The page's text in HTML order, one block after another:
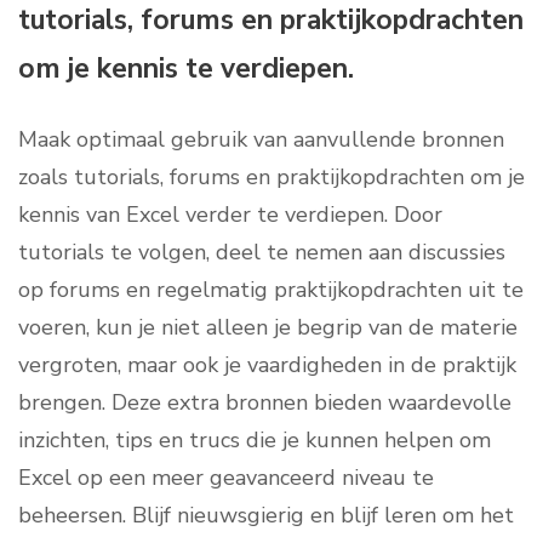
tutorials, forums en praktijkopdrachten
om je kennis te verdiepen.
Maak optimaal gebruik van aanvullende bronnen
zoals tutorials, forums en praktijkopdrachten om je
kennis van Excel verder te verdiepen. Door
tutorials te volgen, deel te nemen aan discussies
op forums en regelmatig praktijkopdrachten uit te
voeren, kun je niet alleen je begrip van de materie
vergroten, maar ook je vaardigheden in de praktijk
brengen. Deze extra bronnen bieden waardevolle
inzichten, tips en trucs die je kunnen helpen om
Excel op een meer geavanceerd niveau te
beheersen. Blijf nieuwsgierig en blijf leren om het